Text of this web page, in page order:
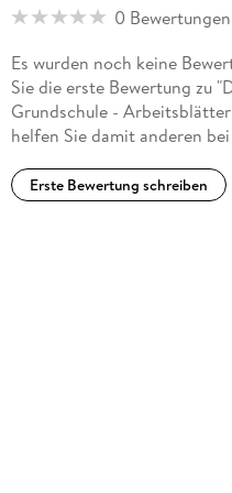
0 Bewertungen
Es wurden noch keine
Sie die erste Bewertung zu
Grundschule -
helfen Sie damit anderen
Erste Bewertung schreiben